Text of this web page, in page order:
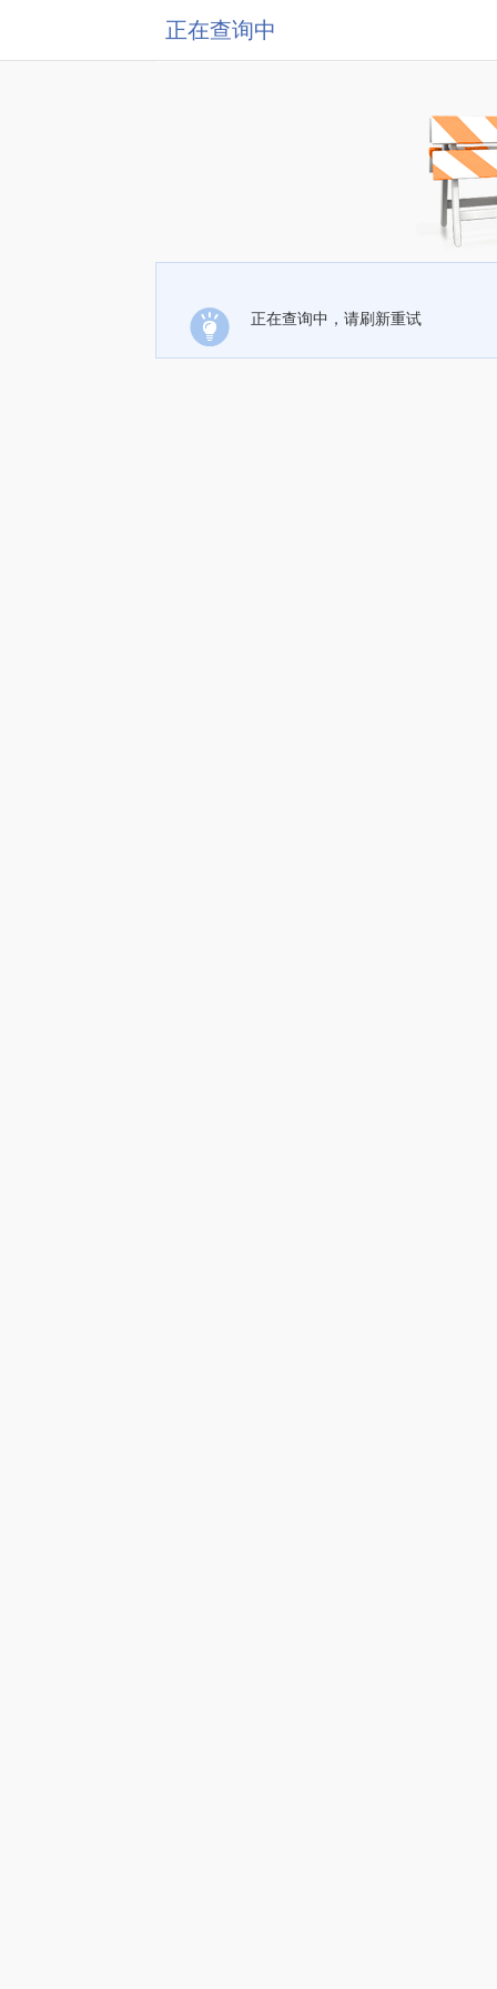
正在查询中
正在查询中，请刷新重试